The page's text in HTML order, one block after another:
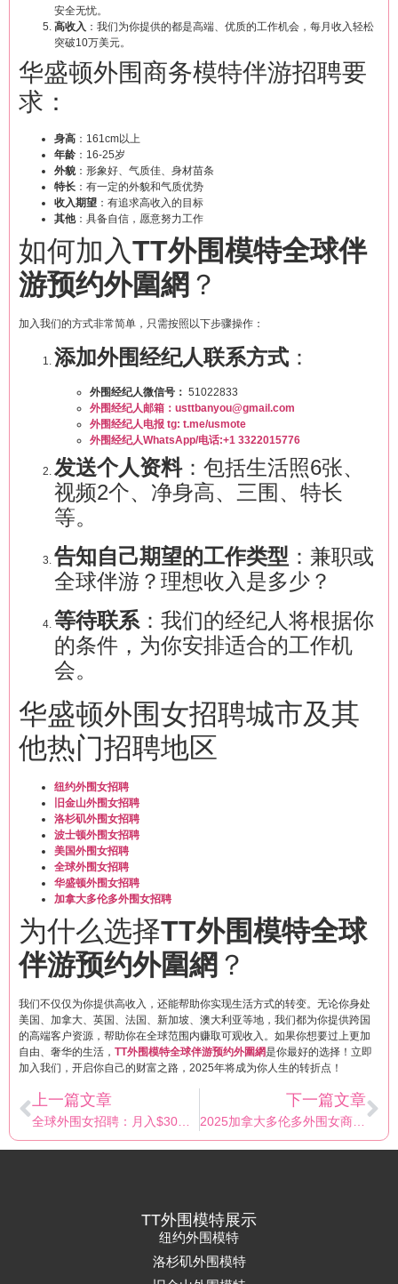
安全无忧。
高收入 ：我们为你提供的都是高端、优质的工作机会，每月收入轻松
突破10万美元。
华盛顿外围商务模特伴游招聘要
求：
身高 ：161cm以上
年龄 ：16-25岁
外貌：形象好、气质佳、身材苗条
特长 ：有一定的外貌和气质优势
收入期望 ：有追求高收入的目标
其他：具备自信，愿意努力工作
如何加入TT外围模特全球伴
游预约外圍網 ？
加入我们的方式非常简单，只需按照以下步骤操作：
添加外围经纪人联系方式 ：
外围经纪人微信号： 51022833
外围经纪人邮箱：usttbanyou@gmail.com
外围经纪人电报 tg: t.me/usmote
外围经纪人WhatsApp/电话:+1 3322015776
发送个人资料：包括生活照6张、
视频2个、净身高、三围、特长
等。
告知自己期望的工作类型 ：兼职或
全球伴游？理想收入是多少？
等待联系 ：我们的经纪人将根据你
的条件，为你安排适合的工作机
会。
华盛顿外围女招聘城市及其
他热门招聘地区
纽约外围女招聘
旧金山外围女招聘
洛杉矶外围女招聘
波士顿外围女招聘
美国外围女招聘
全球外围女招聘
华盛顿外围女招聘
加拿大多伦多外围女招聘
为什么选择TT外围模特全球
伴游预约外圍網 ？
我们不仅仅为你提供高收入，还能帮助你实现生活方式的转变。无论你身处
美国、加拿大、英国、法国、新加坡、澳大利亚等地，我们都为你提供跨国
的高端客户资源，帮助你在全球范围内赚取可观收入。如果你想要过上更加
自由、奢华的生活， TT外围模特全球伴游预约外圍網是你最好的选择！立即
加入我们，开启你自己的财富之路，2025年将成为你人生的转折点！
上一篇文章
全球外围女招聘：月入$30万+，2025走向财富自由
下一篇文章
2025加拿大多伦多外围女商务伴游招聘，暴富不是梦
TT外围模特展示
纽约外围模特
洛杉矶外围模特